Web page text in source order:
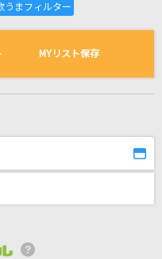
いる曲の一覧
MYリスト保存